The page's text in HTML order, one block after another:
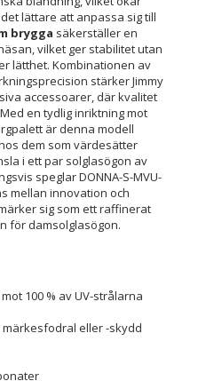
lättare att anpassa sig till
brygga säkerställer en
vilket ger stabilitet utan
lätthet. Kombinationen av
stärker Jimmy
accessoarer, där kvalitet
en tydlig inriktning mot
är denna modell
dem som värdesätter
i ett par solglasögon av
speglar DONNA-S-MVU-
mellan innovation och
sig som ett raffinerat
för damsolglasögon.
100 % av UV-strålarna
eller -skydd